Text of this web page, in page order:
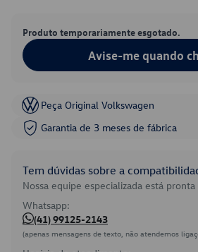
Produto temporariamente esgotado.
Avise-me quando
Peça Original Volkswagen
Garantia de 3 meses de fábrica
Tem dúvidas sobre a
Nossa equipe especializada está pronta
Whatsapp:
(41) 99125-2143
(apenas mensagens de texto, não atendemos